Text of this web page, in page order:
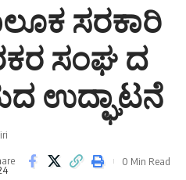
ಸರಕಾರಿ
ಸಂಘ ದ
ಉದ್ಘಾಟನೆ
0 Min Read